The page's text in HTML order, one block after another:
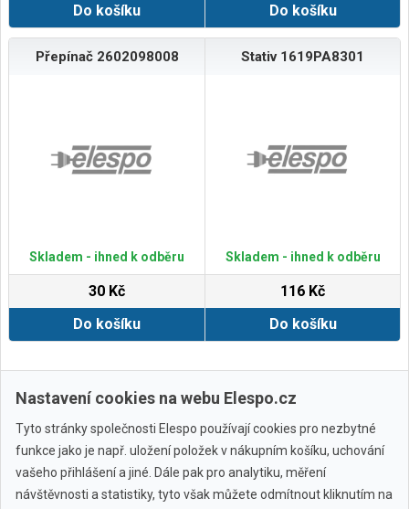
Do košíku
Do košíku
Přepínač 2602098008
Skladem - ihned k odběru
30 Kč
Do košíku
Stativ 1619PA8301
Skladem - ihned k odběru
116 Kč
Do košíku
Zobrazit další
Nastavení cookies na webu Elespo.cz
Tyto stránky společnosti Elespo používají cookies pro nezbytné
funkce jako je např. uložení položek v nákupním košíku, uchování
vašeho přihlášení a jiné. Dále pak pro analytiku, měření
návštěvnosti a statistiky, tyto však můžete odmítnout kliknutím na